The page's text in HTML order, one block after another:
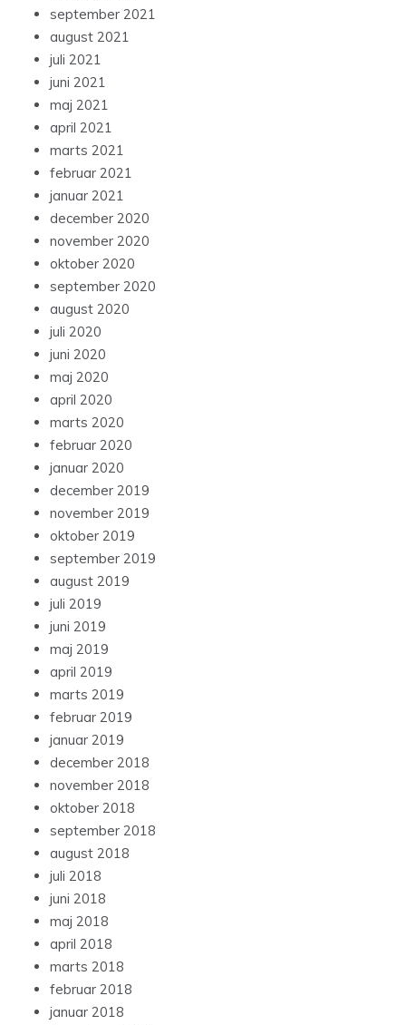
september 2021
august 2021
juli 2021
juni 2021
maj 2021
april 2021
marts 2021
februar 2021
januar 2021
december 2020
november 2020
oktober 2020
september 2020
august 2020
juli 2020
juni 2020
maj 2020
april 2020
marts 2020
februar 2020
januar 2020
december 2019
november 2019
oktober 2019
september 2019
august 2019
juli 2019
juni 2019
maj 2019
april 2019
marts 2019
februar 2019
januar 2019
december 2018
november 2018
oktober 2018
september 2018
august 2018
juli 2018
juni 2018
maj 2018
april 2018
marts 2018
februar 2018
januar 2018